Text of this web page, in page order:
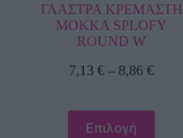
ΓΛΑΣΤΡΑ ΚΡΕΜΑΣΤΗ
ΜΟΚΚΑ SPLOFY
ROUND W
7,13€ – 8,86€
Επιλογή